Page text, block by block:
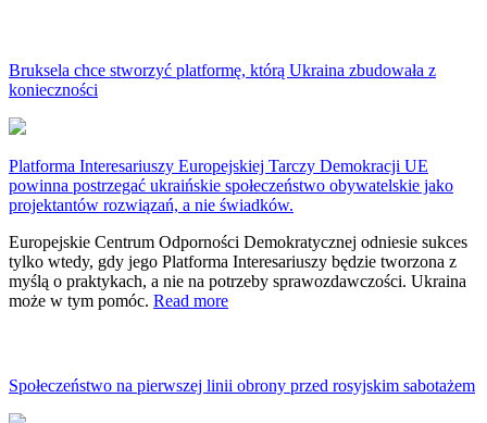
Bruksela chce stworzyć platformę, którą Ukraina zbudowała z
konieczności
Platforma Interesariuszy Europejskiej Tarczy Demokracji UE
powinna postrzegać ukraińskie społeczeństwo obywatelskie jako
projektantów rozwiązań, a nie świadków.
Europejskie Centrum Odporności Demokratycznej odniesie sukces
tylko wtedy, gdy jego Platforma Interesariuszy będzie tworzona z
myślą o praktykach, a nie na potrzeby sprawozdawczości. Ukraina
może w tym pomóc. Read more
Społeczeństwo na pierwszej linii obrony przed rosyjskim sabotażem